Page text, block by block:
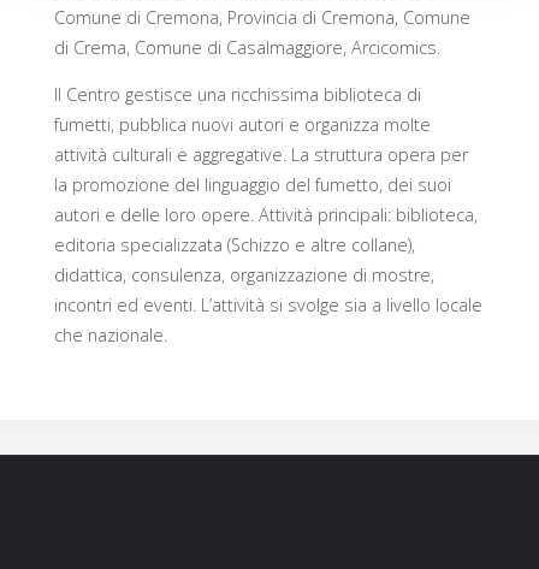
Comune di Cremona, Provincia di Cremona, Comune
di Crema, Comune di Casalmaggiore, Arcicomics.
Il Centro gestisce una ricchissima biblioteca di
fumetti, pubblica nuovi autori e organizza molte
attività culturali e aggregative. La struttura opera per
la promozione del linguaggio del fumetto, dei suoi
autori e delle loro opere. Attività principali: biblioteca,
editoria specializzata (Schizzo e altre collane),
didattica, consulenza, organizzazione di mostre,
incontri ed eventi. L’attività si svolge sia a livello locale
che nazionale.